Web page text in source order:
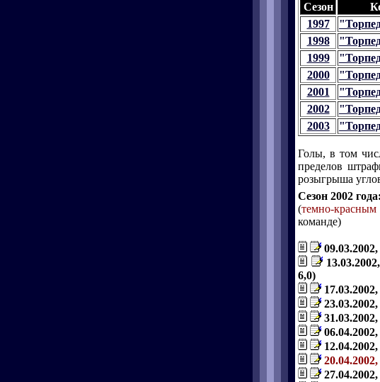
Сезон
1997
1998
1999
2000
2001
2002
2003
Голы, в том
пределов
розыгрыша
Сезон 2002 года:
(темно-красным
команде)
6,0)